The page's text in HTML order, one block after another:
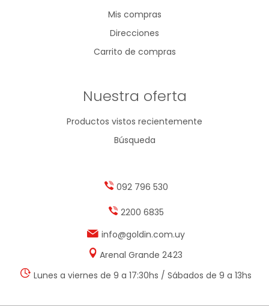
Mis compras
Direcciones
Carrito de compras
Nuestra oferta
Productos vistos recientemente
Búsqueda
092 796 530
2200 6835
info@goldin.com.uy
Arenal Grande 2423
Lunes a viernes de 9 a 17:30hs / Sábados de 9 a 13hs